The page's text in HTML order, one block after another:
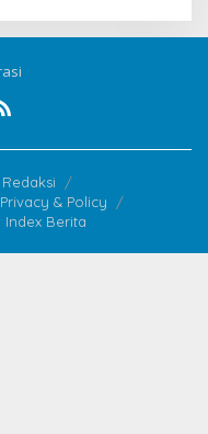
Redaksi
Privacy & Policy
Index Berita